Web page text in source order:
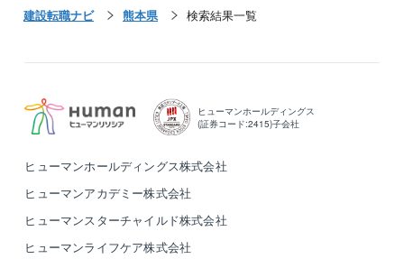
建設転職ナビ 熊本県 検索結果一覧
ヒューマンホールディングス
(証券コード:2415)子会社
ヒューマンホールディングス株式会社
ヒューマンアカデミー株式会社
ヒューマンスターチャイルド株式会社
ヒューマンライフケア株式会社